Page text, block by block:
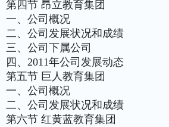
第四节 昂立教育集团
一、公司概况
二、公司发展状况和成绩
三、公司下属公司
四、2011年公司发展动态
第五节 巨人教育集团
一、公司概况
二、公司发展状况和成绩
第六节 红黄蓝教育集团